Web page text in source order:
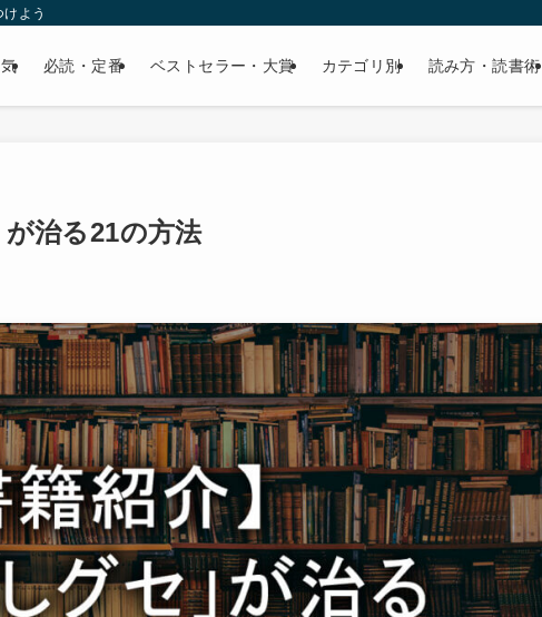
よう
必読・定番 ベストセラー・大賞 カテゴリ別 読み方・読書術
が治る21の方法